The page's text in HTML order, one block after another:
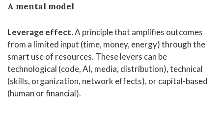
A mental model
Leverage effect.A principle that amplifies outcomes
from a limited input (time, money, energy) through the
smart use of resources. These levers can be
technological (code, AI, media, distribution), technical
(skills, organization, network effects), or capital-based
(human or financial).